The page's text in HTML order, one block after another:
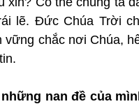
lẽ. Đức Chúa Trời
chắc nơi Chúa,
nan đề của